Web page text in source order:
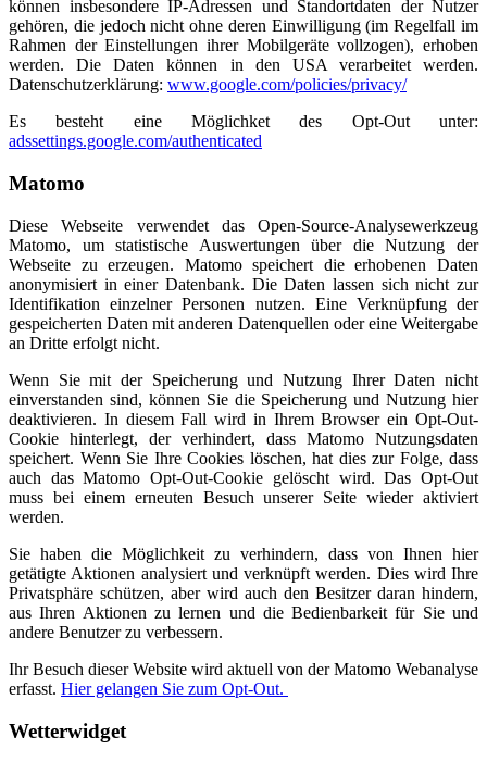
können insbesondere IP-Adressen und Standortdaten der Nutzer
gehören, die jedoch nicht ohne deren Einwilligung (im Regelfall im
Rahmen der Einstellungen ihrer Mobilgeräte vollzogen), erhoben
werden. Die Daten können in den USA verarbeitet werden.
Datenschutzerklärung: www.google.com/policies/privacy/
Es besteht eine Möglichket des Opt-Out unter:
adssettings.google.com/authenticated
Matomo
Diese Webseite verwendet das Open-Source-Analysewerkzeug
Matomo, um statistische Auswertungen über die Nutzung der
Webseite zu erzeugen. Matomo speichert die erhobenen Daten
anonymisiert in einer Datenbank. Die Daten lassen sich nicht zur
Identifikation einzelner Personen nutzen. Eine Verknüpfung der
gespeicherten Daten mit anderen Datenquellen oder eine Weitergabe
an Dritte erfolgt nicht.
Wenn Sie mit der Speicherung und Nutzung Ihrer Daten nicht
einverstanden sind, können Sie die Speicherung und Nutzung hier
deaktivieren. In diesem Fall wird in Ihrem Browser ein Opt-Out-
Cookie hinterlegt, der verhindert, dass Matomo Nutzungsdaten
speichert. Wenn Sie Ihre Cookies löschen, hat dies zur Folge, dass
auch das Matomo Opt-Out-Cookie gelöscht wird. Das Opt-Out
muss bei einem erneuten Besuch unserer Seite wieder aktiviert
werden.
Sie haben die Möglichkeit zu verhindern, dass von Ihnen hier
getätigte Aktionen analysiert und verknüpft werden. Dies wird Ihre
Privatsphäre schützen, aber wird auch den Besitzer daran hindern,
aus Ihren Aktionen zu lernen und die Bedienbarkeit für Sie und
andere Benutzer zu verbessern.
Ihr Besuch dieser Website wird aktuell von der Matomo Webanalyse
erfasst. Hier gelangen Sie zum Opt-Out.
Wetterwidget